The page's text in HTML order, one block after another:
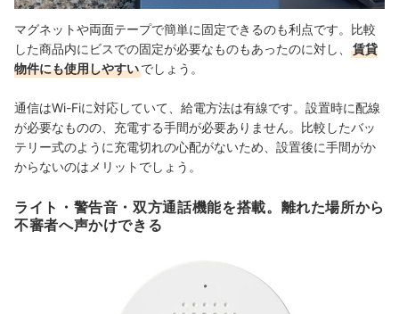
マグネットや両面テープで簡単に固定できるのも利点です。比較
した商品内にビスでの固定が必要なものもあったのに対し、
賃貸
物件にも使用しやすいでしょう。
通信はWi-Fiに対応していて、給電方法は有線です。設置時に配線
が必要なものの、充電する手間が必要ありません。比較したバッ
テリー式のように充電切れの心配がないため、設置後に手間がか
からないのはメリットでしょう。
ライト・警告音・双方通話機能を搭載。離れた場所から
不審者へ声かけできる